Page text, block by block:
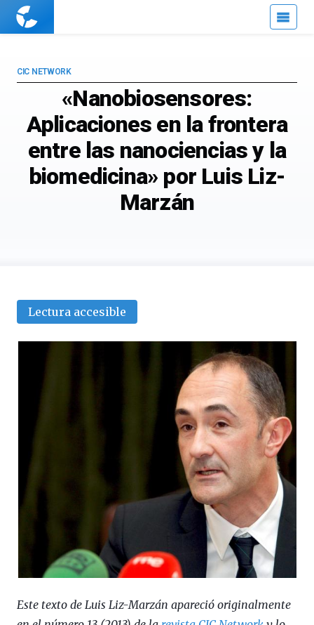
Cuaderno
«Nanobiosensores:
Aplicaciones en la frontera
entre las nanociencias y la
biomedicina» por Luis Liz-
Marzán
CIC NETWORK
Lectura accesible
Este texto de Luis Liz-Marzán apareció originalmente